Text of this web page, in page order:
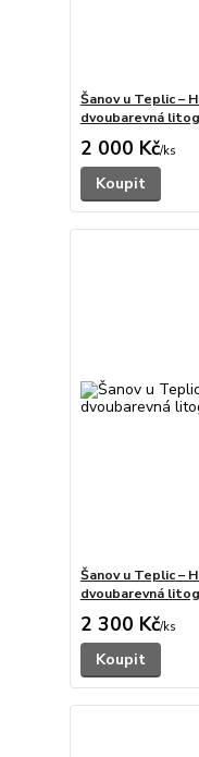
Šanov u Teplic –
dvoubarevná
2 000 Kč/ks
Koupit
Šanov u Teplic –
dvoubarevná
2 300 Kč/ks
Koupit